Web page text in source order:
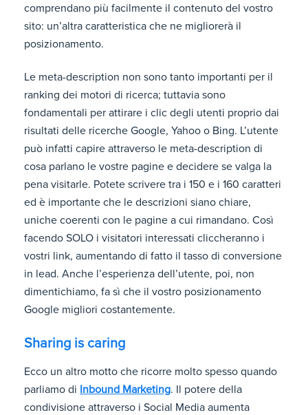
comprendano più facilmente il contenuto del vostro
sito: un’altra caratteristica che ne migliorerà il
posizionamento.
Le meta-description non sono tanto importanti per il
ranking dei motori di ricerca; tuttavia sono
fondamentali per attirare i clic degli utenti proprio dai
risultati delle ricerche Google, Yahoo o Bing. L’utente
può infatti capire attraverso le meta-description di
cosa parlano le vostre pagine e decidere se valga la
pena visitarle. Potete scrivere tra i 150 e i 160 caratteri
ed è importante che le descrizioni siano chiare,
uniche coerenti con le pagine a cui rimandano. Così
facendo SOLO i visitatori interessati cliccheranno i
vostri link, aumentando di fatto il tasso di conversione
in lead. Anche l’esperienza dell’utente, poi, non
dimentichiamo, fa sì che il vostro posizionamento
Google migliori costantemente.
Sharing is caring
Ecco un altro motto che ricorre molto spesso quando
parliamo di Inbound Marketing. Il potere della
condivisione attraverso i Social Media aumenta